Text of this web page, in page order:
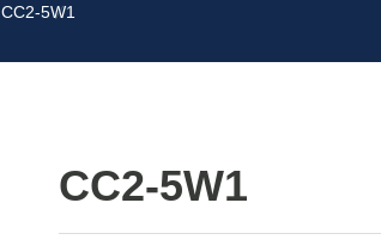
CC2-5W1
CC2-5W1